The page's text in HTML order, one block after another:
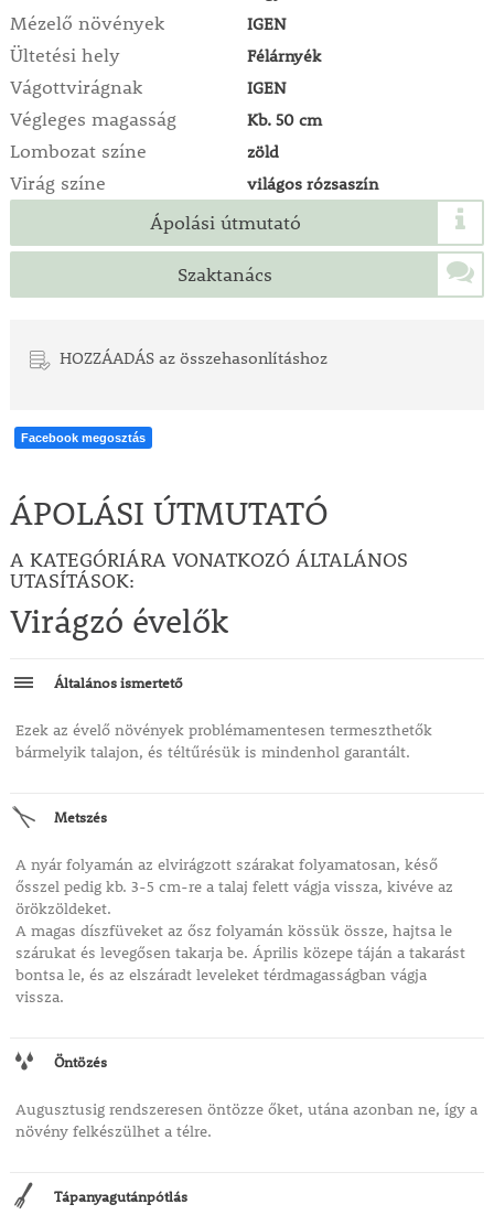
Mézelő növények IGEN
Ültetési hely Félárnyék
Vágottvirágnak IGEN
Végleges magasság Kb. 50 cm
Lombozat színe zöld
Virág színe világos rózsaszín
Ápolási útmutató
Szaktanács
HOZZÁADÁS az összehasonlításhoz
Facebook megosztás
ÁPOLÁSI ÚTMUTATÓ
A KATEGÓRIÁRA VONATKOZÓ ÁLTALÁNOS
UTASÍTÁSOK:
Virágzó évelők
Általános ismertető
Ezek az évelő növények problémamentesen termeszthetők
bármelyik talajon, és téltűrésük is mindenhol garantált.
Metszés
A nyár folyamán az elvirágzott szárakat folyamatosan, késő
ősszel pedig kb. 3-5 cm-re a talaj felett vágja vissza, kivéve az
örökzöldeket.
A magas díszfüveket az ősz folyamán kössük össze, hajtsa le
szárukat és levegősen takarja be. Április közepe táján a takarást
bontsa le, és az elszáradt leveleket térdmagasságban vágja
vissza.
Öntözés
Augusztusig rendszeresen öntözze őket, utána azonban ne, így a
növény felkészülhet a télre.
Tápanyagutánpótlás